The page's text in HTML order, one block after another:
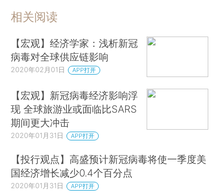
相关阅读
【宏观】经济学家：浅析新冠
病毒对全球供应链影响
2020年02月01日 APP打开
【宏观】新冠病毒经济影响浮
现 全球旅游业或面临比SARS
期间更大冲击
2020年01月31日 APP打开
【投行观点】高盛预计新冠病毒将使一季度美
国经济增长减少0.4个百分点
2020年01月31日 APP打开